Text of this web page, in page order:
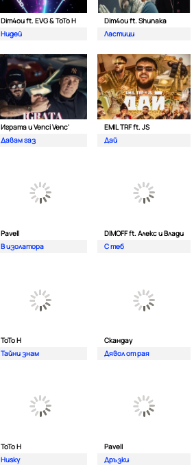
Dim4ou ft. EVG & ToTo H
Нидей
Dim4ou ft. Shunaka
Ластици
Играта и Venci Venc'
Давам газ
EMIL TRF ft. JS
Дай
Pavell
В изолатора
DIMOFF ft. Алекс и Влади
С теб
ТоТо Н
Тайни знам
Скандау
Дявол от рая
ToTo H
Husky
Pavell
Дръзки